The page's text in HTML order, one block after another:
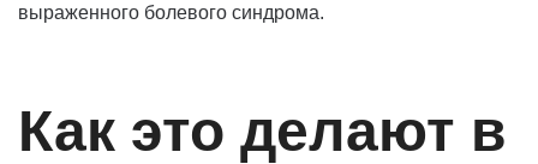
выраженного болевого синдрома.
Как это делают в